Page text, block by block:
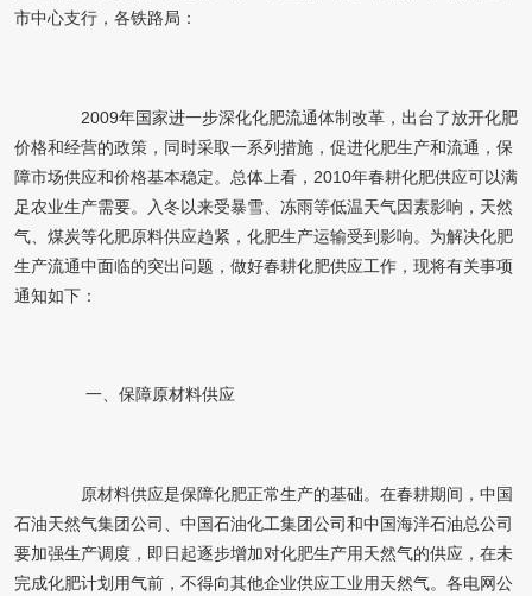
市中心支行，各铁路局：
2009年国家进一步深化化肥流通体制改革，出台了放开化肥
价格和经营的政策，同时采取一系列措施，促进化肥生产和流通，保
障市场供应和价格基本稳定。总体上看，2010年春耕化肥供应可以满
足农业生产需要。入冬以来受暴雪、冻雨等低温天气因素影响，天然
气、煤炭等化肥原料供应趋紧，化肥生产运输受到影响。为解决化肥
生产流通中面临的突出问题，做好春耕化肥供应工作，现将有关事项
通知如下：
一、保障原材料供应
原材料供应是保障化肥正常生产的基础。在春耕期间，中国
石油天然气集团公司、中国石油化工集团公司和中国海洋石油总公司
要加强生产调度，即日起逐步增加对化肥生产用天然气的供应，在未
完成化肥计划用气前，不得向其他企业供应工业用天然气。各电网公